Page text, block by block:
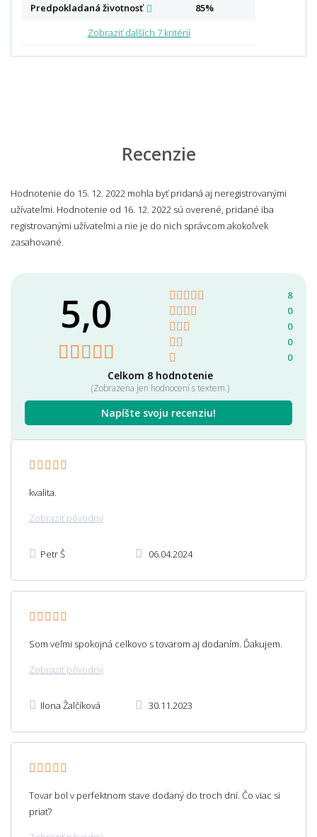
Predpokladaná životnosť
85%
Zobraziť ďalších 7 kritérií
Recenzie
Hodnotenie do 15. 12. 2022 mohla byť pridaná aj neregistrovanými
užívateľmi. Hodnotenie od 16. 12. 2022 sú overené, pridané iba
registrovanými užívateľmi a nie je do nich správcom akokoľvek
zasahované.
5,0
Celkom 8 hodnotenie
(Zobrazena jen hodnocení s textem.)
Napíšte svoju recenziu!
8
0
0
0
0
kvalita.
Zobraziť pôvodný
Petr Š 06.04.2024
Som veľmi spokojná celkovo s tovarom aj dodaním. Ďakujem.
Zobraziť pôvodný
Ilona Žalčíková 30.11.2023
Tovar bol v perfektnom stave dodaný do troch dní. Čo viac si
priať?